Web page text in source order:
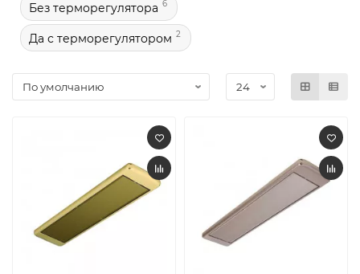
Без терморегулятора 6
Да с терморегулятором 2